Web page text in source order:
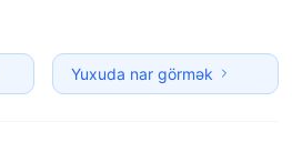
Yuxuda nar görmək